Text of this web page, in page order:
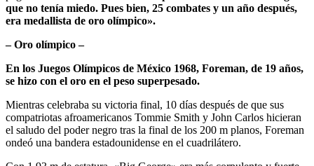
que no tenía miedo. Pues bien, 25 combates y un año después,
era medallista de oro olímpico».
– Oro olímpico –
En los Juegos Olímpicos de México 1968, Foreman, de 19 años,
se hizo con el oro en el peso superpesado.
Mientras celebraba su victoria final, 10 días después de que sus
compatriotas afroamericanos Tommie Smith y John Carlos hicieran
el saludo del poder negro tras la final de los 200 m planos, Foreman
ondeó una bandera estadounidense en el cuadrilátero.